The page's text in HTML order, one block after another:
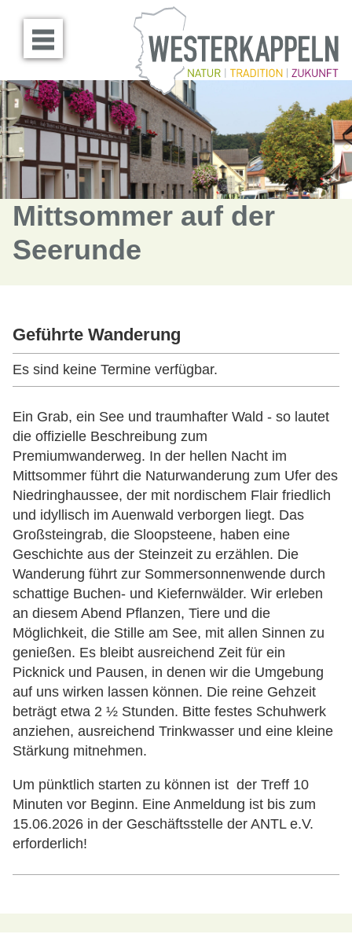
Menü öffnen
Mittsommer auf der
Seerunde
Geführte Wanderung
Es sind keine Termine verfügbar.
Ein Grab, ein See und traumhafter Wald - so lautet
die offizielle Beschreibung zum
Premiumwanderweg. In der hellen Nacht im
Mittsommer führt die Naturwanderung zum Ufer des
Niedringhaussee, der mit nordischem Flair friedlich
und idyllisch im Auenwald verborgen liegt. Das
Großsteingrab, die Sloopsteene, haben eine
Geschichte aus der Steinzeit zu erzählen. Die
Wanderung führt zur Sommersonnenwende durch
schattige Buchen- und Kiefernwälder. Wir erleben
an diesem Abend Pflanzen, Tiere und die
Möglichkeit, die Stille am See, mit allen Sinnen zu
genießen. Es bleibt ausreichend Zeit für ein
Picknick und Pausen, in denen wir die Umgebung
auf uns wirken lassen können. Die reine Gehzeit
beträgt etwa 2 ½ Stunden. Bitte festes Schuhwerk
anziehen, ausreichend Trinkwasser und eine kleine
Stärkung mitnehmen.
Um pünktlich starten zu können ist der Treff 10
Minuten vor Beginn. Eine Anmeldung ist bis zum
15.06.2026 in der Geschäftsstelle der ANTL e.V.
erforderlich!